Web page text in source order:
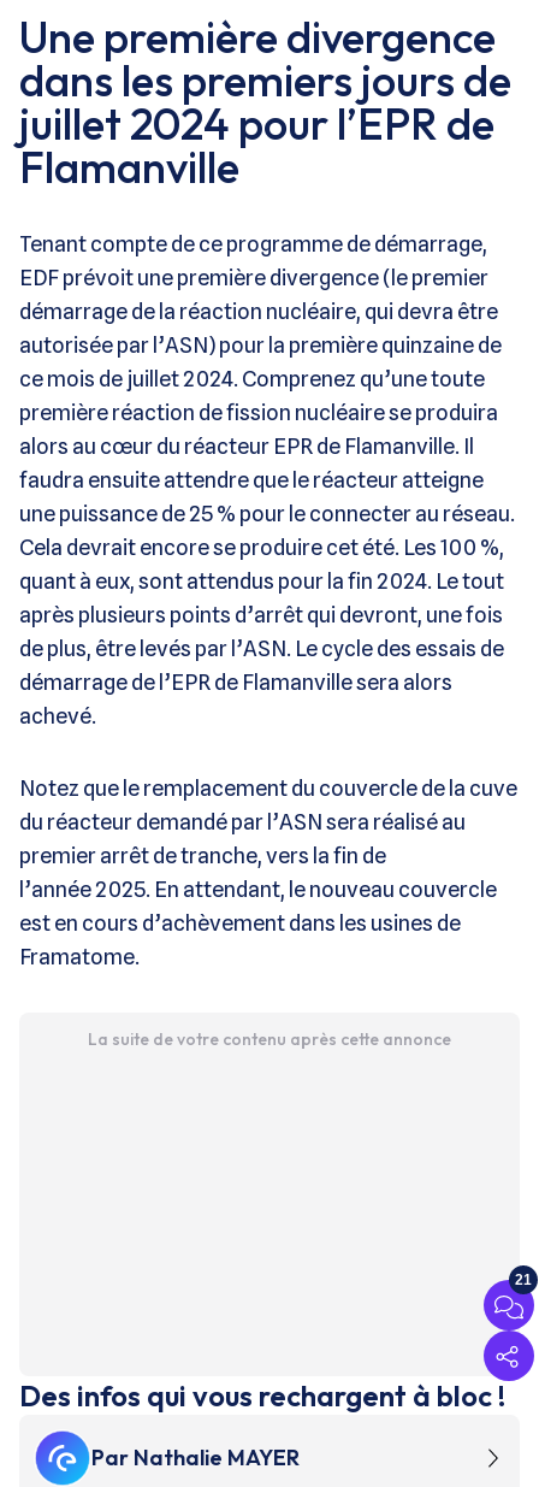
Une première divergence
dans les premiers jours de
juillet 2024 pour l’EPR de
Flamanville
Tenant compte de ce programme de démarrage,
EDF prévoit une première divergence (le premier
démarrage de la réaction nucléaire, qui devra être
autorisée par l’ASN) pour la première quinzaine de
ce mois de juillet 2024. Comprenez qu’une toute
première réaction de fission nucléaire se produira
alors au cœur du réacteur EPR de Flamanville. Il
faudra ensuite attendre que le réacteur atteigne
une puissance de 25 % pour le connecter au réseau.
Cela devrait encore se produire cet été. Les 100 %,
quant à eux, sont attendus pour la fin 2024. Le tout
après plusieurs points d’arrêt qui devront, une fois
de plus, être levés par l’ASN. Le cycle des essais de
démarrage de l’EPR de Flamanville sera alors
achevé.
Notez que le remplacement du couvercle de la cuve
du réacteur demandé par l’ASN sera réalisé au
premier arrêt de tranche, vers la fin de
l’année 2025. En attendant, le nouveau couvercle
est en cours d’achèvement dans les usines de
Framatome.
La suite de votre contenu après cette annonce
21
Des infos qui vous rechargent à bloc !
Par Nathalie MAYER